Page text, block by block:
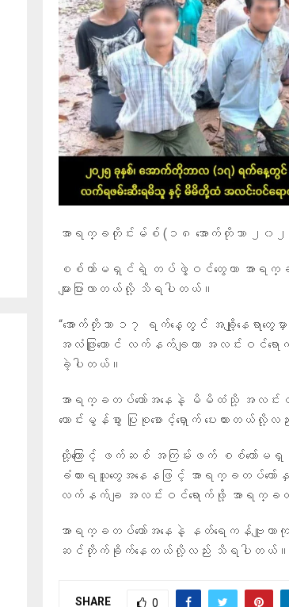
အာရက္ခတိုင်းမ်စ် (၁၈ အောက်တိုဘာ ၂၀
စစ်ကာ်မရှင်ရဲ့ တပ်ဖွဲ့ဝင်တွေဟာ အာရက္ခတ
များပြားလာတယ်လို့ သိရပါတယ်။
“အောက်တိုဘာ ၁၇ ရက်နေ့တွင် အချို့နေရ
အလံဖြူထောင် လက်နက်ချကာ အလင်းဝင်ရေ
ခဲ့ပါတယ်။
အာရက္ခတပ်တော်အနေနဲ့ မိမိထံသို့ အလင်
ကောင်းမွန်စွာ ပြုစုစောင့်ရှောက် ပေးထားတ
ထို့ကြောင့် ဖက်ဆစ် အကြမ်းဖက် စစ်ကော်မ
ခံထားရသူတွေအနေနဖြင့် အာရက္ခတပ်တော်နှ
လက်နက်ချ အလင်းဝင်ရောက်ဖို့ အာရက္ခတ
အာရက္ခတပ်တော်အနေနဲ့ နတ်ရေကန်ဗျူဟာ
ဆင်တိုက်ခိုက်နေတယ်လို့လည်း သိရပါတယ်။
SHARE 0